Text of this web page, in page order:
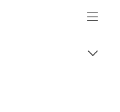
Canon Logo, back to